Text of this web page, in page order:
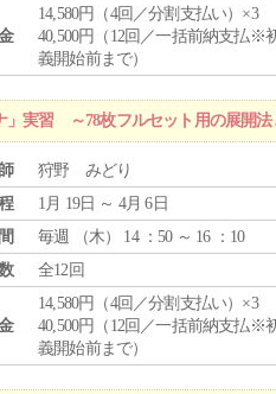
14,580円（4回／分割支払い）×3
40,500円（12回／一括前納支払※
義開始前まで）
実習 ～78枚フルセット用の展開法
狩野 みどり
1月 19日 ～ 4月 6日
毎週 （木） 14 ：50 ～ 16 ：10
全12回
14,580円（4回／分割支払い）×3
40,500円（12回／一括前納支払※
義開始前まで）